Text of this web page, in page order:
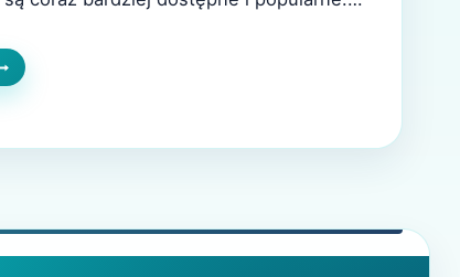
proces ich zakładania. Co to są implanty